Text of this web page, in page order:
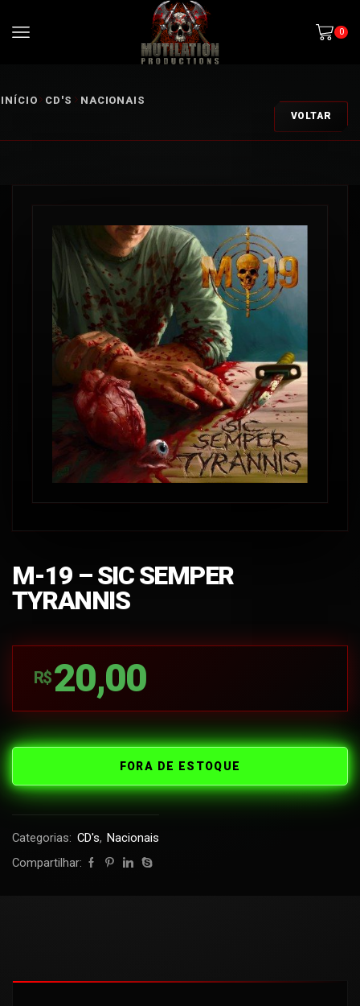
0
INÍCIO CD'S NACIONAIS
VOLTAR
M-19 – SIC SEMPER
TYRANNIS
R$ 20,00
FORA DE ESTOQUE
Categorias: CD's, Nacionais
Compartilhar: